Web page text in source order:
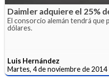
Daimler adquiere el 25%
El consorcio alemán tendrá que
dólares.
Luis Hernández
Martes, 4 de noviembre de 2014